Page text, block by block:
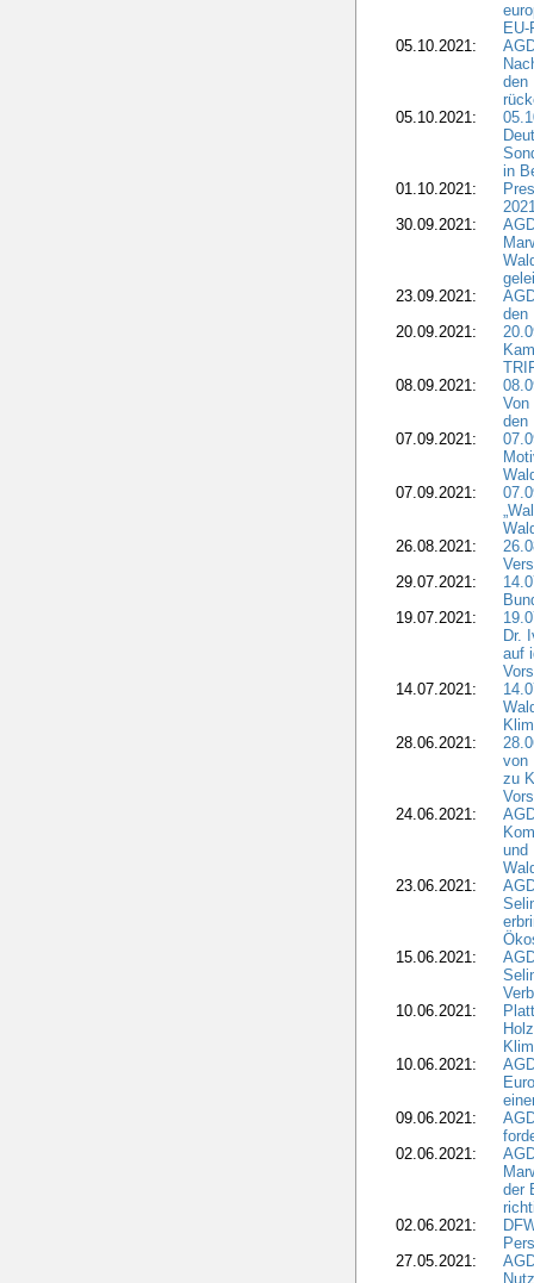
05.10.2021:
den
05.10.2021:
in
01.10.2021:
30.09.2021:
23.09.2021:
den
20.09.2021:
08.09.2021:
den
07.09.2021:
07.09.2021:
26.08.2021:
29.07.2021:
19.07.2021:
Dr.
auf
14.07.2021:
28.06.2021:
von
zu
24.06.2021:
und
23.06.2021:
15.06.2021:
10.06.2021:
10.06.2021:
09.06.2021:
02.06.2021:
der
02.06.2021:
27.05.2021: